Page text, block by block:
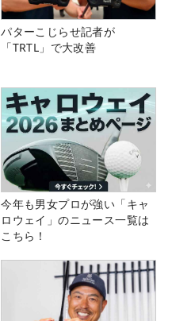
パターこじらせ記者が
「TRTL」で大改善
今年も男女プロが強い「キャ
ロウェイ」のニュース一覧は
こちら！